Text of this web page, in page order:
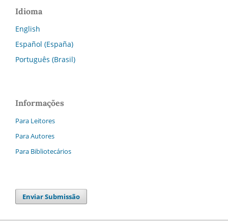
Idioma
English
Español (España)
Português (Brasil)
Informações
Para Leitores
Para Autores
Para Bibliotecários
Enviar Submissão